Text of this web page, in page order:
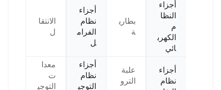
أجزاء
النظا
م
الكهرب
ائي
بطاري
ة
أجزاء
نظام
الفرام
ل
الانتقا
ل
أجزاء
نظام
علبة
الترو
أجزاء
نظام
التوجي
معدا
ت
التوجي